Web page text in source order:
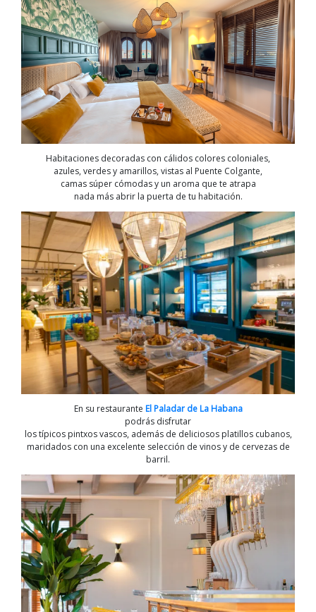
Habitaciones decoradas con cálidos colores coloniales,
azules, verdes y amarillos, vistas al Puente Colgante,
camas súper cómodas y un aroma que te atrapa
nada más abrir la puerta de tu habitación.
En su restaurante El Paladar de La Habana
podrás disfrutar
los típicos pintxos vascos, además de deliciosos platillos cubanos,
maridados con una excelente selección de vinos y de cervezas de
barril.